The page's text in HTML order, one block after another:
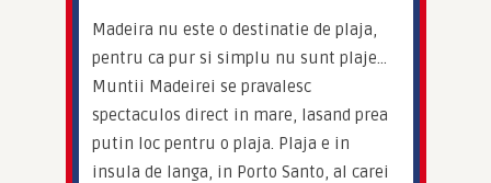
Madeira nu este o destinatie de plaja,
pentru ca pur si simplu nu sunt plaje…
Muntii Madeirei se pravalesc
spectaculos direct in mare, lasand prea
putin loc pentru o plaja. Plaja e in
insula de langa, in Porto Santo, al carei